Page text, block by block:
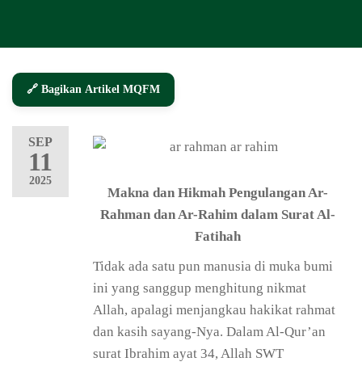
🔗 Bagikan Artikel MQFM
SEP
11
2025
Makna dan Hikmah Pengulangan Ar-
Rahman dan Ar-Rahim dalam Surat Al-
Fatihah
Tidak ada satu pun manusia di muka bumi
ini yang sanggup menghitung nikmat
Allah, apalagi menjangkau hakikat rahmat
dan kasih sayang-Nya. Dalam Al-Qur’an
surat Ibrahim ayat 34, Allah SWT